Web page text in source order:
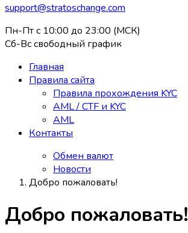
support@stratoschange.com
Пн-Пт с 10:00 до 23:00 (МСК)
Сб-Вс свободный график
Главная
Правила сайта
Правила прохождения KYC
AML / CTF и KYC
AML
Контакты
Обмен валют
Новости
Добро пожаловать!
Добро пожаловать!